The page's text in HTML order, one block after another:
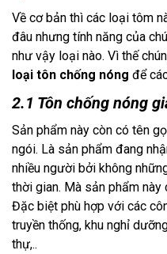
Về cơ bản thì các loại tôm
đâu nhưng tính năng của
như vậy loại nào. Vì thế
loại tôn chống nóng để
2.1 Tôn chống nóng
Sản phẩm này còn có tên
ngói. Là sản phẩm đang
nhiều người bởi không
thời gian. Mà sản phẩm
Đặc biệt phù hợp với các
truyền thống, khu nghỉ
thự,..